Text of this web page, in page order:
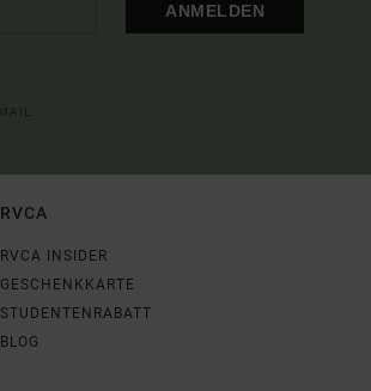
ANMELDEN
RVCA
RVCA INSIDER
GESCHENKKARTE
STUDENTENRABATT
BLOG